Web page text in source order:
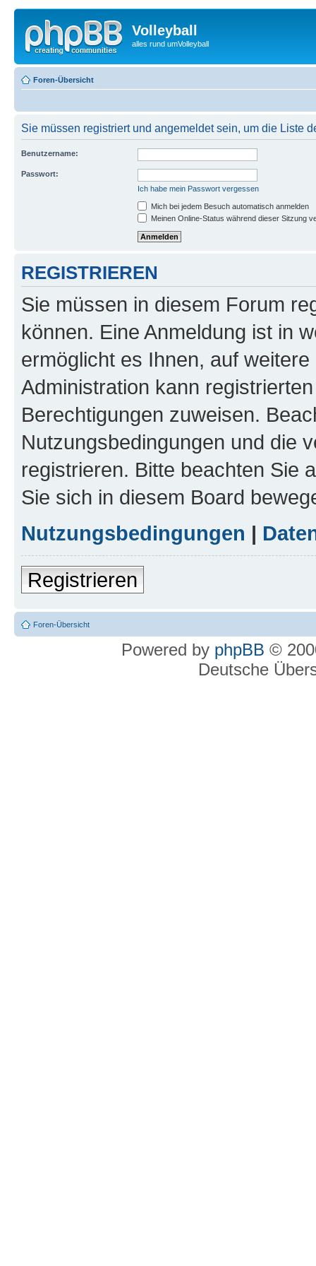
Volleyball
alles rund umVolleyball
Foren-Übersicht
Sie müssen registriert und angemeldet sein, um die Liste
Benutzername:
Passwort:
Ich habe mein Passwort vergessen
Mich bei jedem Besuch automatisch anmelden
Meinen Online-Status während dieser Sitzung
REGISTRIEREN
Sie müssen in diesem Forum
können. Eine Anmeldung ist in
ermöglicht es Ihnen, auf
Administration kann
Berechtigungen zuweisen.
Nutzungsbedingungen und die
registrieren. Bitte beachten Sie
Sie sich in diesem Board
Nutzungsbedingungen |
Registrieren
Foren-Übersicht
Powered by phpBB ©
Deutsche